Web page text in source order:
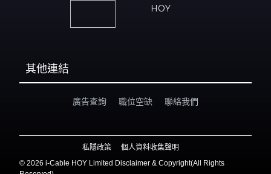
HOY
其他連結
廣告查詢 職位空缺 聯絡我們
私隱政策
個人資料收集聲明
© 2026 i-Cable HOY Limited Disclaimer & Copyright(All Rights